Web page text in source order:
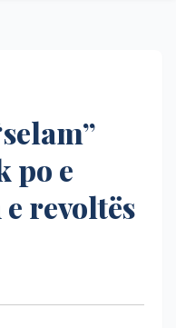
po e
revoltës